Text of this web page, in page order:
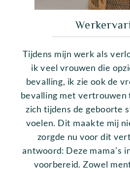
Tijdens mijn werk als
ik veel vrouwen die
bevalling, ik zie ook de
bevalling met vertrouwen
zich tijdens de geboorte
voelen. Dit maakte mij
zorgde nu voor dit
antwoord: Deze mama’s
voorbereid. Zowel